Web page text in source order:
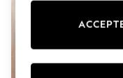
Sandals &
Shirts
Shorts